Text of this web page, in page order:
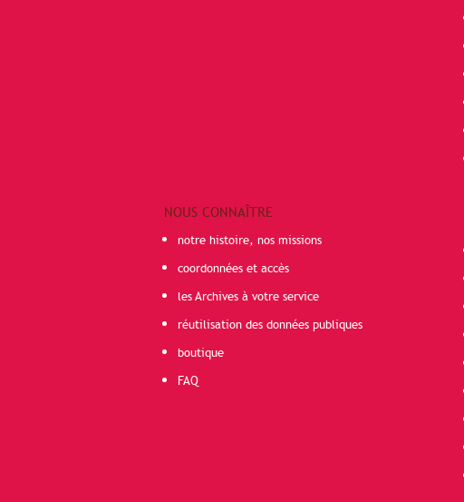
NOUS CONNAÎTRE
notre histoire, nos missions
coordonnées et accès
les Archives à votre service
réutilisation des données publiques
boutique
FAQ